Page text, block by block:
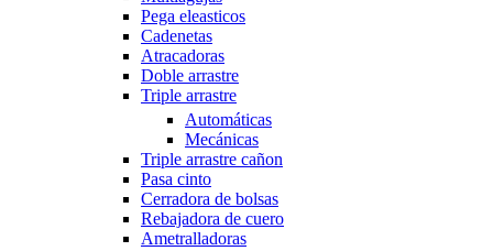
Pega eleasticos
Cadenetas
Atracadoras
Doble arrastre
Triple arrastre
Automáticas
Mecánicas
Triple arrastre cañon
Pasa cinto
Cerradora de bolsas
Rebajadora de cuero
Ametralladoras